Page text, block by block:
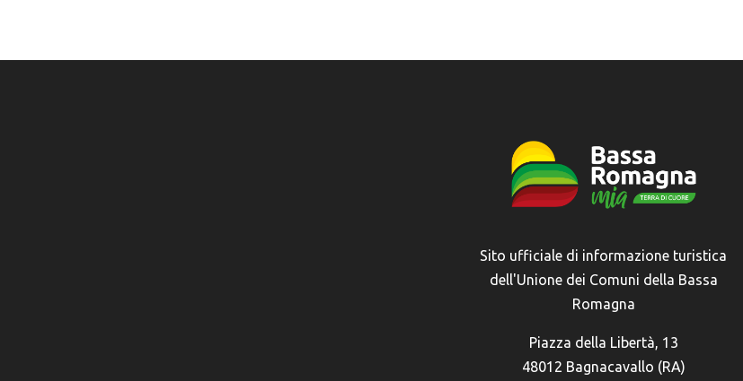
Sito ufficiale di informazione turistica
dell'Unione dei Comuni della Bassa
Romagna
Piazza della Libertà, 13
48012 Bagnacavallo (RA)